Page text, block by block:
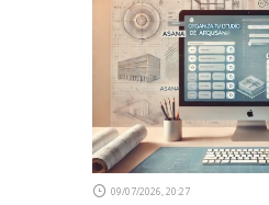
09/07/2026, 20:27